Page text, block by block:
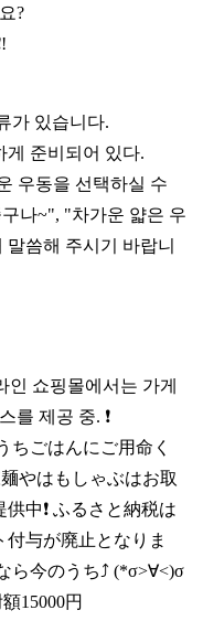
?
가 있습니다.
게 준비되어 있다.
우동을 선택하실 수
나~", "차가운 얇은 우
씀해 주시기 바랍니
인 쇼핑몰에서는 가게
를 제공 중. ❗️
ちごはんにご用命く
やはもしゃぶはお取
中❗️ ふるさと納税は
与が廃止となりま
ら今のうち⤴️ (*σ>∀<)σ
15000円